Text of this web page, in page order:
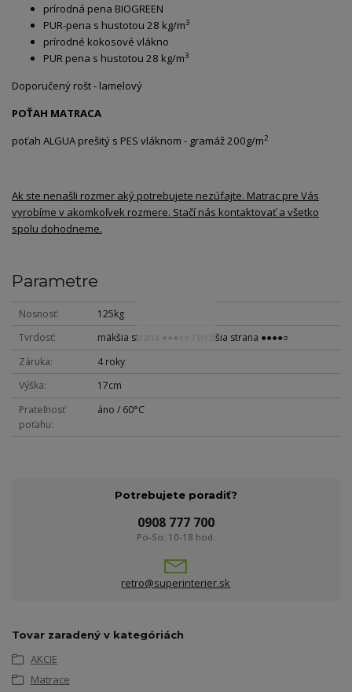
prírodná pena BIOGREEN
PUR-pena s hustotou 28 kg/m3
prírodné kokosové vlákno
PUR pena s hustotou 28 kg/m3
Doporučený rošt - lamelový
POŤAH MATRACA
poťah ALGUA prešitý s PES vláknom - gramáž 200g/m2
Ak ste nenašli rozmer aký potrebujete nezúfajte. Matrac pre Vás
vyrobíme v akomkoľvek rozmere. Stačí nás kontaktovať a všetko
spolu dohodneme.
Parametre
Nosnosť
125kg
Tvrdosť
mäkšia strana ●●●○○ / tvrdšia strana ●●●●○
Záruka
4 roky
Výška
17cm
Prateľnosť
poťahu
áno / 60°C
Potrebujete poradiť?
0908 777 700
Po-So: 10-18 hod.
retro@superinterier.sk
Tovar zaradený v kategóriách
AKCIE
Matrace